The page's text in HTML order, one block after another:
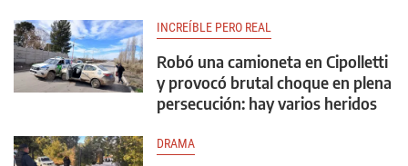
INCREÍBLE PERO REAL
Robó una camioneta en Cipolletti
y provocó brutal choque en plena
persecución: hay varios heridos
DRAMA